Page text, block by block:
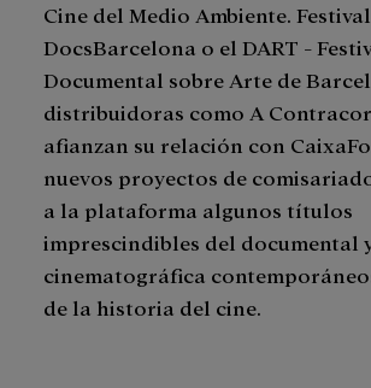
Cine del Medio Ambiente.
DocsBarcelona o el DART -
Documental sobre Arte de
distribuidoras como A
afianzan su relación con
nuevos proyectos de
a la plataforma algunos títulos
imprescindibles del documental
cinematográfica
de la historia del cine.